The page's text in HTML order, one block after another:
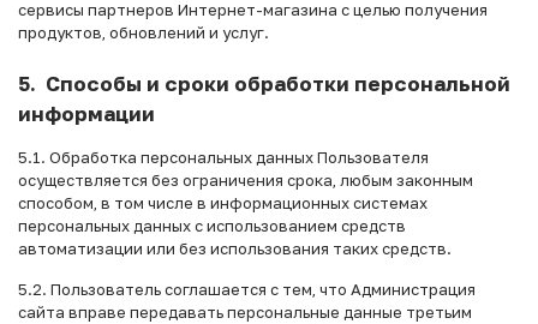
сервисы партнеров Интернет-магазина с целью получения
продуктов, обновлений и услуг.
5. Способы и сроки обработки персональной
информации
5.1. Обработка персональных данных Пользователя
осуществляется без ограничения срока, любым законным
способом, в том числе в информационных системах
персональных данных с использованием средств
автоматизации или без использования таких средств.
5.2. Пользователь соглашается с тем, что Администрация
сайта вправе передавать персональные данные третьим